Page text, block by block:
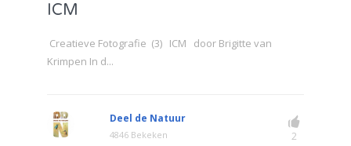
ICM
Creatieve Fotografie (3) ICM door Brigitte van
Krimpen In d...
Deel de Natuur
4846 Bekeken 2